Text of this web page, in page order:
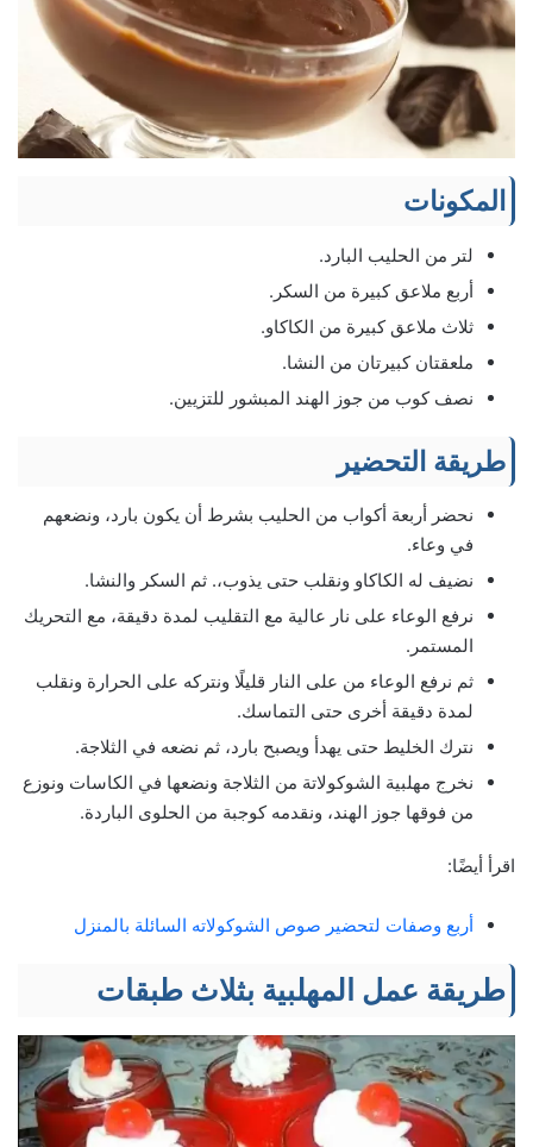
المكونات
لتر من الحليب البارد.
أربع ملاعق كبيرة من السكر.
ثلاث ملاعق كبيرة من الكاكاو.
ملعقتان كبيرتان من النشا.
نصف كوب من جوز الهند المبشور للتزيين.
طريقة التحضير
نحضر أربعة أكواب من الحليب بشرط أن يكون بارد، ونضعهم
في وعاء.
نضيف له الكاكاو ونقلب حتى يذوب،. ثم السكر والنشا.
نرفع الوعاء على نار عالية مع التقليب لمدة دقيقة، مع التحريك
المستمر.
ثم نرفع الوعاء من على النار قليلًا ونتركه على الحرارة ونقلب
لمدة دقيقة أخرى حتى التماسك.
نترك الخليط حتى يهدأ ويصبح بارد، ثم نضعه في الثلاجة.
نخرج مهلبية الشوكولاتة من الثلاجة ونضعها في الكاسات ونوزع
من فوقها جوز الهند، ونقدمه كوجبة من الحلوى الباردة.
اقرأ أيضًا:
أربع وصفات لتحضير صوص الشوكولاته السائلة بالمنزل
طريقة عمل المهلبية بثلاث طبقات